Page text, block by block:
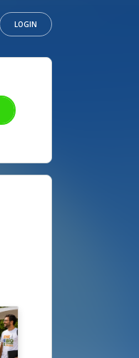
LOGIN